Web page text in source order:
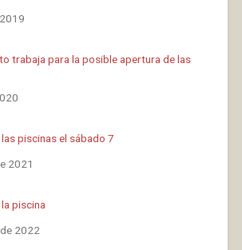
trabaja para la posible apertura de las
piscinas el sábado 7
2021
piscina
2022